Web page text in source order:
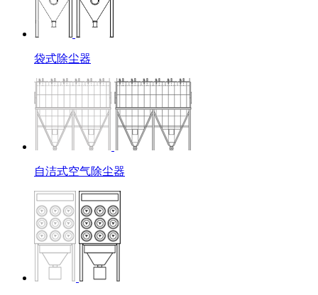
袋式除尘器
自洁式空气除尘器